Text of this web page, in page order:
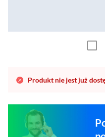
Produkt nie jest już